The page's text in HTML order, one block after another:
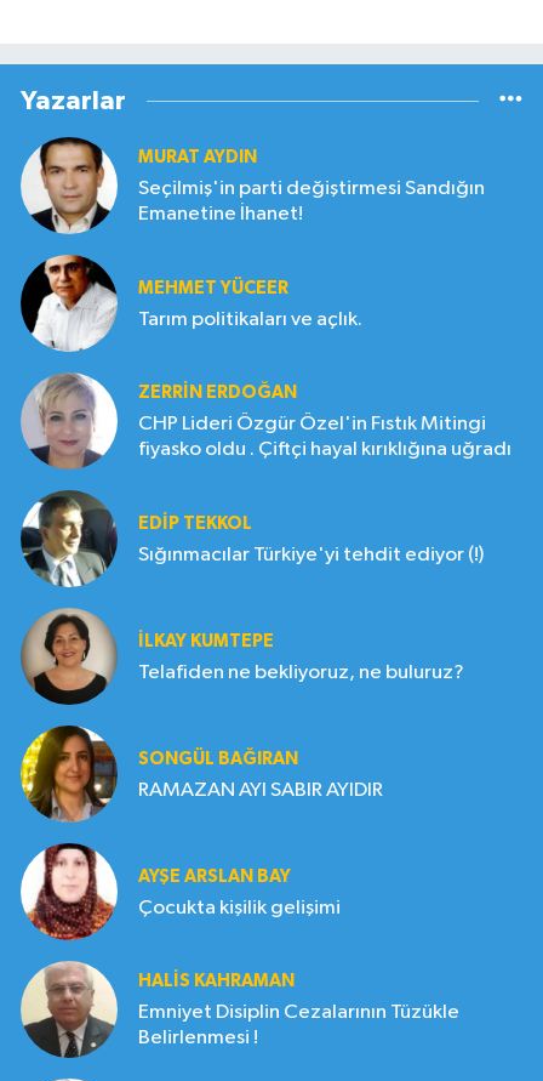
Yazarlar
MURAT AYDIN
Seçilmiş'in parti değiştirmesi Sandığın
Emanetine İhanet!
MEHMET YÜCEER
Tarım politikaları ve açlık.
ZERRIN ERDOĞAN
CHP Lideri Özgür Özel'in Fıstık Mitingi
fiyasko oldu . Çiftçi hayal kırıklığına uğradı
EDIP TEKKOL
Sığınmacılar Türkiye'yi tehdit ediyor (!)
İLKAY KUMTEPE
Telafiden ne bekliyoruz, ne buluruz?
SONGÜL BAĞIRAN
RAMAZAN AYI SABIR AYIDIR
AYŞE ARSLAN BAY
Çocukta kişilik gelişimi
HALIS KAHRAMAN
Emniyet Disiplin Cezalarının Tüzükle
Belirlenmesi !